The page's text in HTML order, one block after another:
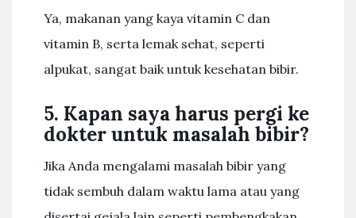
Ya, makanan yang kaya vitamin C dan
vitamin B, serta lemak sehat, seperti
alpukat, sangat baik untuk kesehatan bibir.
5. Kapan saya harus pergi ke
dokter untuk masalah bibir?
Jika Anda mengalami masalah bibir yang
tidak sembuh dalam waktu lama atau yang